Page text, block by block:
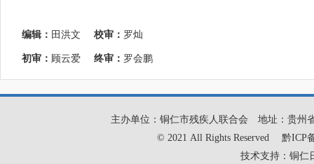
编辑： 田洪文 校审： 罗灿
初审： 顾云爱 终审： 罗会鹏
主办单位：铜仁市残疾人联合会
地址：贵州
© 2021 All Rights Reserved
黔ICP
技术支持：铜仁